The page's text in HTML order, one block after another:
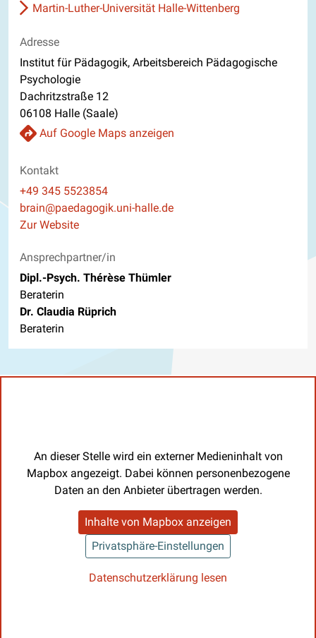
Martin-Luther-Universität Halle-Wittenberg
Adresse
Institut für Pädagogik, Arbeitsbereich Pädagogische
Psychologie
Dachritzstraße 12
06108 Halle (Saale)
Auf Google Maps anzeigen
Kontakt
Telefon
+49 345 5523854
E-Mail
brain@paedagogik.uni-halle.de
Website
Zur Website
Ansprechpartner/in
Dipl.-Psych. Thérèse Thümler
Beraterin
Dr. Claudia Rüprich
Beraterin
An dieser Stelle wird ein externer Medieninhalt von
Mapbox angezeigt. Dabei können personenbezogene
Daten an den Anbieter übertragen werden.
Inhalte von Mapbox anzeigen
Privatsphäre-Einstellungen
Datenschutzerklärung lesen